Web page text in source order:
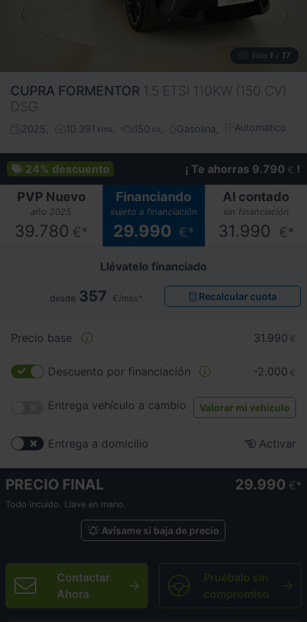
Foto 1 / 17
CUPRA FORMENTOR 1.5 ETSI 110KW (150 CV)
DSG
2025 10.391 kms 150 cv Gasolina Automático
24% descuento ¡ Te ahorras 9.790 € !
PVP Nuevo
año 2025
39.780 €*
Financiando
sujeto a financiación
29.990 €*
Al contado
sin financiación
31.990 €*
Llévatelo financiado
desde 357 €/mes* Recalcular cuota
Precio base 31.990 €
Descuento por financiación -2.000 €
Entrega vehículo a cambio Valorar mi vehículo
Entrega a domicilio Activar
PRECIO FINAL 29.990 €
Todo incuido. Llave en mano.
Avísame si baja de precio
Contactar
Ahora
Pruébalo sin
compromiso